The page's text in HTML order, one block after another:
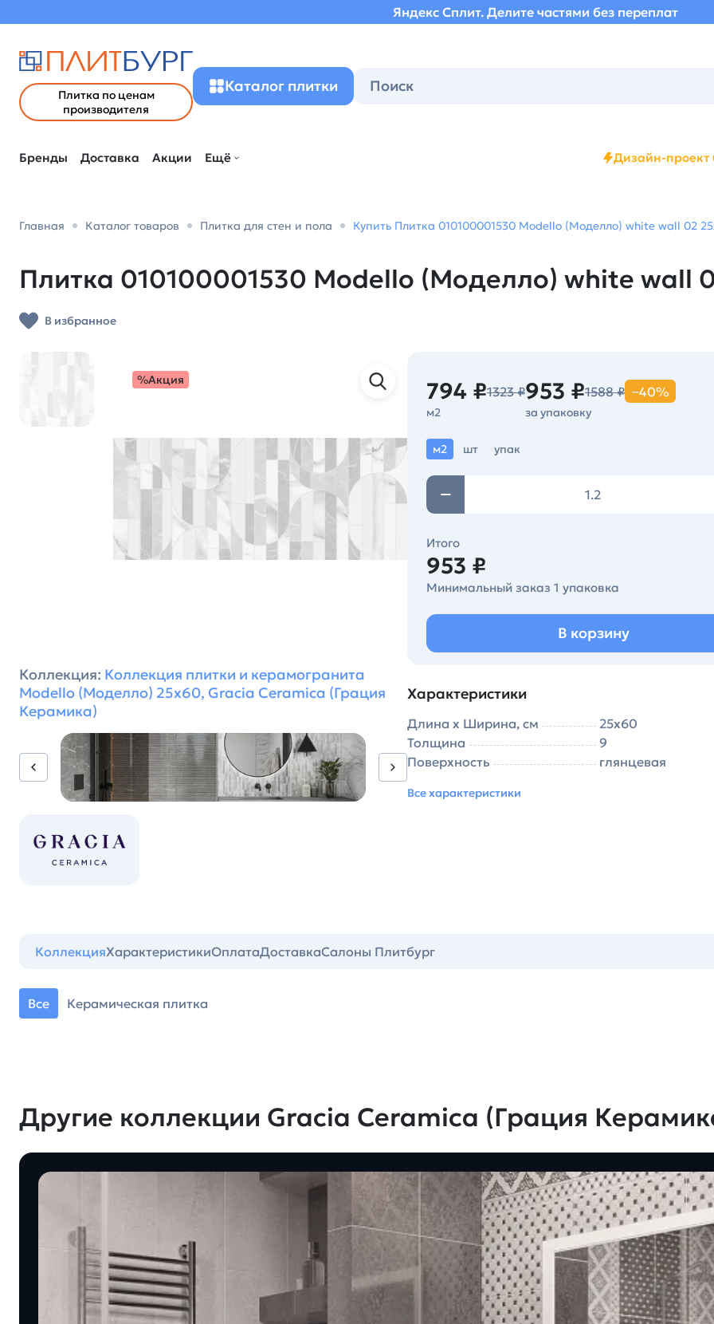
Яндекс Сплит. Делите частями без переплат
Плитка по ценам
производителя
Каталог плитки
Бренды Доставка Акции Ещё Дизайн-проект
Главная Каталог товаров Плитка для стен и пола Купить Плитка 010100001530 Modello (Моделло) white wall 02
Плитка 010100001530 Modello (Моделло) white wall
В избранное
%Акция
Коллекция: Коллекция плитки и керамогранита
Modello (Моделло) 25х60, Gracia Ceramica (Грация
Керамика)
794 ₽1323 ₽
м2
953 ₽1588 ₽ −40%
за упаковку
м2 шт упак
Итого
953 ₽
Минимальный заказ 1 упаковка
В корзину
Характеристики
Длина х Ширина, см
25х60
Толщина
9
Поверхность
глянцевая
Все характеристики
КоллекцияХарактеристикиОплатаДоставкаСалоны Плитбург
Все Керамическая плитка
Другие коллекции Gracia Ceramica (Грация